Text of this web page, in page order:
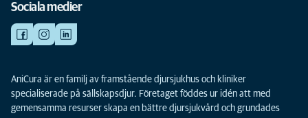
Sociala medier
AniCura är en familj av framstående djursjukhus och kliniker
specialiserade på sällskapsdjur. Företaget föddes ur idén att med
gemensamma resurser skapa en bättre djursjukvård och grundades